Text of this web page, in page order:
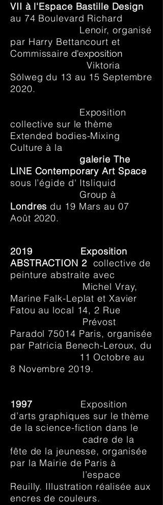
VII à l'Espace Bastille Design
au 74 Boulevard Richard
Lenoir, organisé
par Harry Bettancourt et
Commissaire d'exposition
Viktoria
Sölweg du 13 au 15 Septembre
2020.
Exposition
collective sur le thème
Extended bodies-Mixing
Culture à la
galerie The
LINE Contemporary Art Space
sous l’égide d' Itsliquid
Group à
Londres du 19 Mars au 07
Août 2020.
2019
Exposition
ABSTRACTION 2 collective de
peinture abstraite avec
Michel Vray,
Marine Falk-Leplat et Xavier
Fatou au local 14, 2 Rue
Prévost
Paradol 75014 Paris, organisée
par Patricia Benech-Leroux, du
11 Octobre au
8 Novembre 2019.
1997 Exposition
d’arts graphiques sur le thème
de la science-fiction dans le
cadre de la
fête de la jeunesse, organisée
par la Mairie de Paris à
l’espace
Reuilly. Illustration réalisée aux
encres de couleurs.